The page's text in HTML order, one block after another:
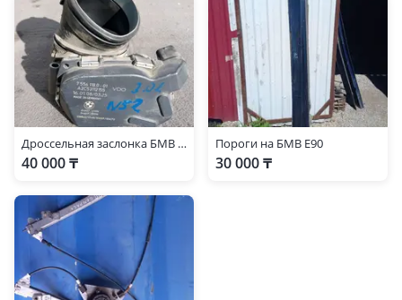
Дроссельная заслонка БМВ Е90
40 000 ₸
Пороги на БМВ Е90
30 000 ₸